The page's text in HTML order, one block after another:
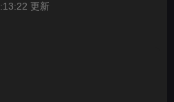
更新